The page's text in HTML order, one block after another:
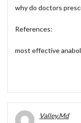
why do doctors
References:
most effective
Valley.Md